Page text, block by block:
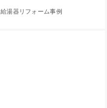
給湯器リフォーム事例